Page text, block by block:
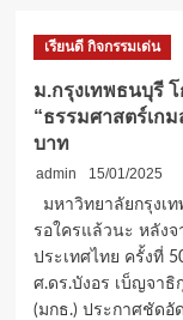
เรียนดี กิจกรรมเด่น
ม.กรุงเทพธนบุรี
“ธรรมศาสตร์เก
บาท
admin
15/01/2025
มหาวิทยาลัยกรุงเ
รอใครแล้วนะ หลัง
ประเทศไทย ครั้งที่
ศ.ดร.บังอร เบ็ญจาธิ
(มกธ.) ประกาศชัดอั